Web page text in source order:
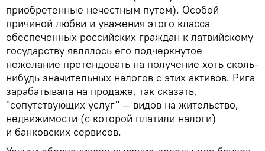
приобретенные нечестным путем). Особой
причиной любви и уважения этого класса
обеспеченных российских граждан к латвийскому
государству являлось его подчеркнутое
нежелание претендовать на получение хоть сколь-
нибудь значительных налогов с этих активов. Рига
зарабатывала на продаже, так сказать,
"сопутствующих услуг" — видов на жительство,
недвижимости (с которой платили налоги)
и банковских сервисов.